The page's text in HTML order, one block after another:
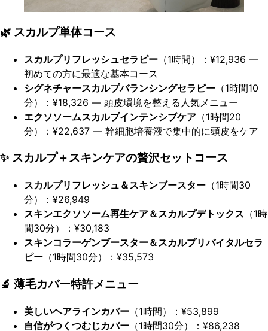
🌿 スカルプ単体コース
スカルプリフレッシュセラピー （1時間）：¥12,936 ―
初めての方に最適な基本コース
シグネチャースカルプバランシングセラピー （1時間10
分）：¥18,326 ― 頭皮環境を整える人気メニュー
エクソソームスカルプインテンシブケア （1時間20
分）：¥22,637 ― 幹細胞培養液で集中的に頭皮をケア
✨ スカルプ＋スキンケアの贅沢セットコース
スカルプリフレッシュ＆スキンブースター （1時間30
分）：¥26,949
スキンエクソソーム再生ケア＆スカルプデトックス （1時
間30分）：¥30,183
スキンコラーゲンブースター＆スカルプリバイタルセラ
ピー （1時間30分）：¥35,573
🔬 薄毛カバー特許メニュー
美しいヘアラインカバー （1時間）：¥53,899
自信がつくつむじカバー （1時間30分）：¥86,238